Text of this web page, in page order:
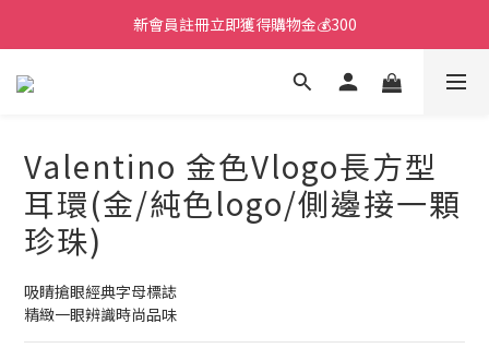
新會員註冊立即獲得購物金💰300
Valentino 金色Vlogo長方型
耳環(金/純色logo/側邊接一顆
珍珠)
吸睛搶眼經典字母標誌
精緻一眼辨識時尚品味